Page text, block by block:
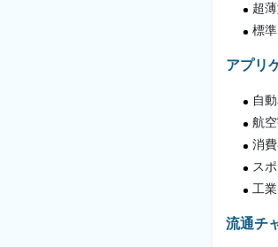
超
標準
アプリ
自
航
消
ス
工業
流通チ